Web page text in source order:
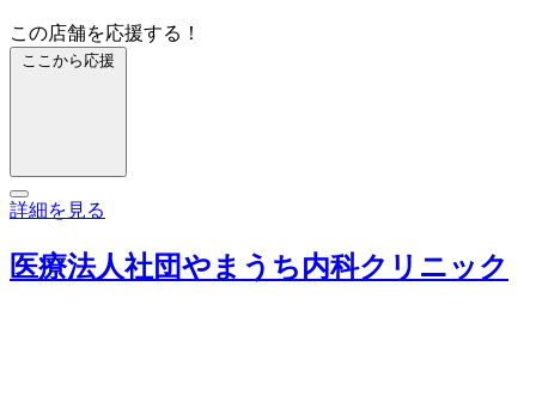
この店舗を応援する！
ここから応援
詳細を見る
医療法人社団やまうち内科クリニック